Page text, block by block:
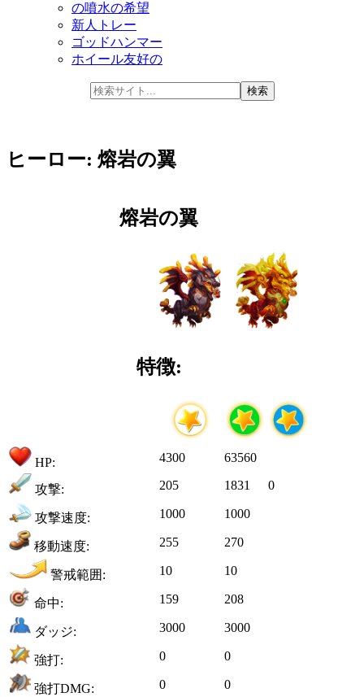
の噴水の希望
新人トレー
ゴッドハンマー
ホイール友好の
ヒーロー: 熔岩の翼
熔岩の翼
特徴:
HP: 4300 63560
攻撃: 205 1831 0
攻撃速度: 1000 1000
移動速度: 255 270
警戒範囲: 10 10
命中: 159 208
ダッジ: 3000 3000
強打: 0 0
強打DMG: 0 0